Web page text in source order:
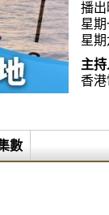
播出
星
星
主
香
數